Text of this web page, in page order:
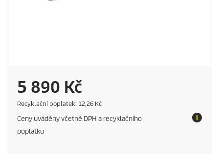
C
u
r
5 890 Kč
E
o
t
a
Recyklační poplatek: 12,26 Kč
Ceny uváděny včetně DPH a recyklačního
poplatku